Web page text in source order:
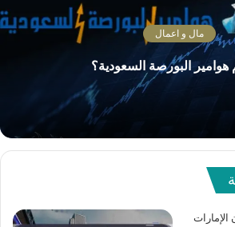
مال و اعمال
البورصة السعودية؟